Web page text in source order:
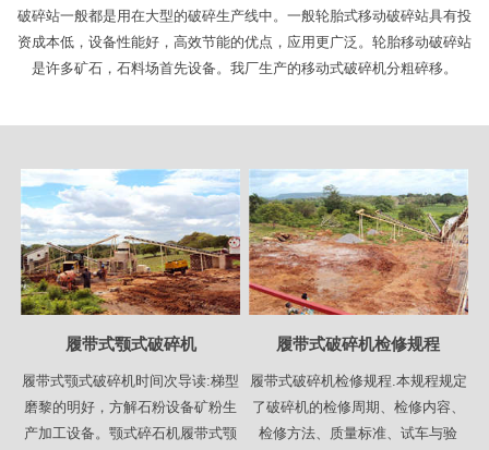
破碎站一般都是用在大型的破碎生产线中。一般轮胎式移动破碎站具有投
资成本低，设备性能好，高效节能的优点，应用更广泛。轮胎移动破碎站
是许多矿石，石料场首先设备。我厂生产的移动式破碎机分粗碎移。
履带式颚式破碎机
履带式颚式破碎机时间次导读:梯型
磨黎的明好，方解石粉设备矿粉生
产加工设备。颚式碎石机履带式颚
履带式破碎机检修规程
履带式破碎机检修规程.本规程规定
了破碎机的检修周期、检修内容、
检修方法、质量标准、试车与验